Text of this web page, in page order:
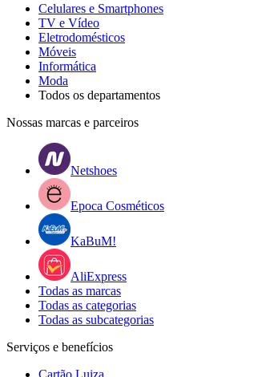
Celulares e Smartphones
TV e Vídeo
Eletrodomésticos
Móveis
Informática
Moda
Todos os departamentos
Nossas marcas e parceiros
Netshoes
Epoca Cosméticos
KaBuM!
AliExpress
Todas as marcas
Todas as categorias
Todas as subcategorias
Serviços e benefícios
Cartão Luiza